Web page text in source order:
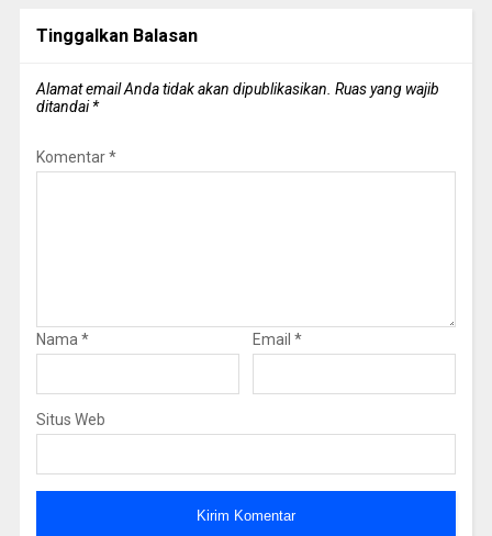
Tinggalkan Balasan
Alamat email Anda tidak akan dipublikasikan. Ruas yang wajib
ditandai*
Komentar*
Nama * Email *
Situs Web